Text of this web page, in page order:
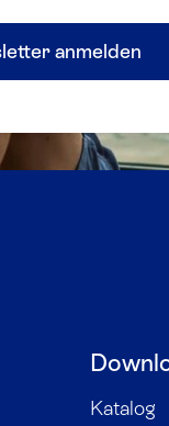
anmelden
Katalog